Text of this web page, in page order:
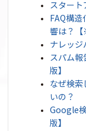
スタート
FAQ構
響は？【
ナレッジ
スパム
版】
なぜ検索
いの？
Google
版】